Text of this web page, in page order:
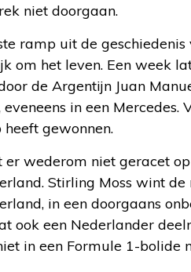
niet doorgaan.
ramp uit de
om het leven. Een week
de Argentijn Juan
in een
gewonnen.
wederom niet geracet
Stirling Moss wint
in een doorgaans
ook een Nederlander
in een Formule 1-bolide